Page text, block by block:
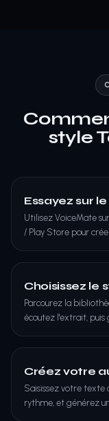
style
Essayez sur
Utilisez VoiceMate
/ Play Store pour
Choisissez le
Parcourez la
écoutez l'extrait, puis
Créez votre
Saisissez votre texte
rythme, et générez